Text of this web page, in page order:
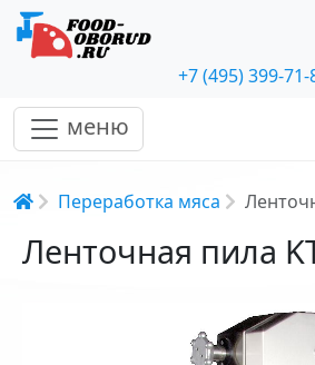
+7 (495) 399-71-
меню
Строка навигации
Переработка мяса
Ленточная пила